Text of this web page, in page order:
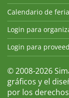
Calendario de
Login para
Login para
© 2008-2026
gráficos y el
por los